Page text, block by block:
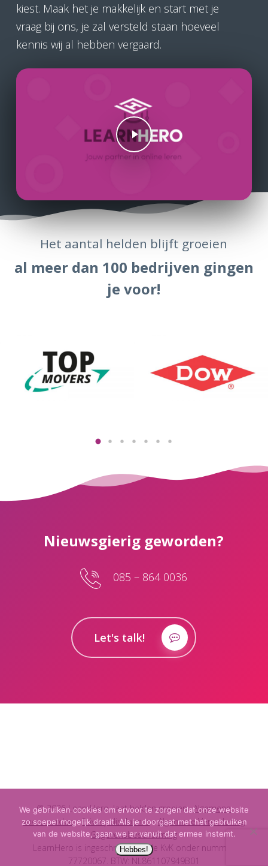
kiest. Maak het je makkelijk en start met je
vraag bij ons, je zal versteld staan hoeveel
kennis wij al hebben vergaard.
Play Video
Het aantal helden blijft groeien
al meer dan 100 bedrijven gingen
je voor!
Nieuwsgierig geworden?
085 – 864 0036
Let's talk!
© 2026 LearnHero, laat helden groeien..Algemene
voorwaarden•Privacy disclaimer•Algemene Verordening
Gegevensbescherming
LearnHero is ingeschreven bij de KvK onder nummer
77720067. BTW: NL861107949B01
We gebruiken cookies om ervoor te zorgen dat onze website
zo soepel mogelijk draait. Als je doorgaat met het gebruiken
van de website, gaan we er vanuit dat ermee instemt.
Hebbes!